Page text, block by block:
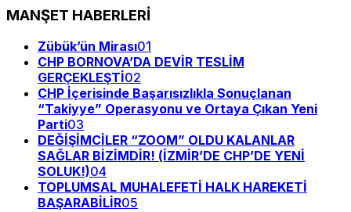
MANŞET HABERLERİ
Zübük’ün Mirası01
CHP BORNOVA’DA DEVİR TESLİM
GERÇEKLEŞTİ02
CHP İçerisinde Başarısızlıkla Sonuçlanan
“Takiyye” Operasyonu ve Ortaya Çıkan Yeni
Parti03
DEĞİŞİMCİLER “ZOOM” OLDU KALANLAR
SAĞLAR BİZİMDİR! (İZMİR’DE CHP’DE YENİ
SOLUK!)04
TOPLUMSAL MUHALEFETİ HALK HAREKETİ
BAŞARABİLİR05